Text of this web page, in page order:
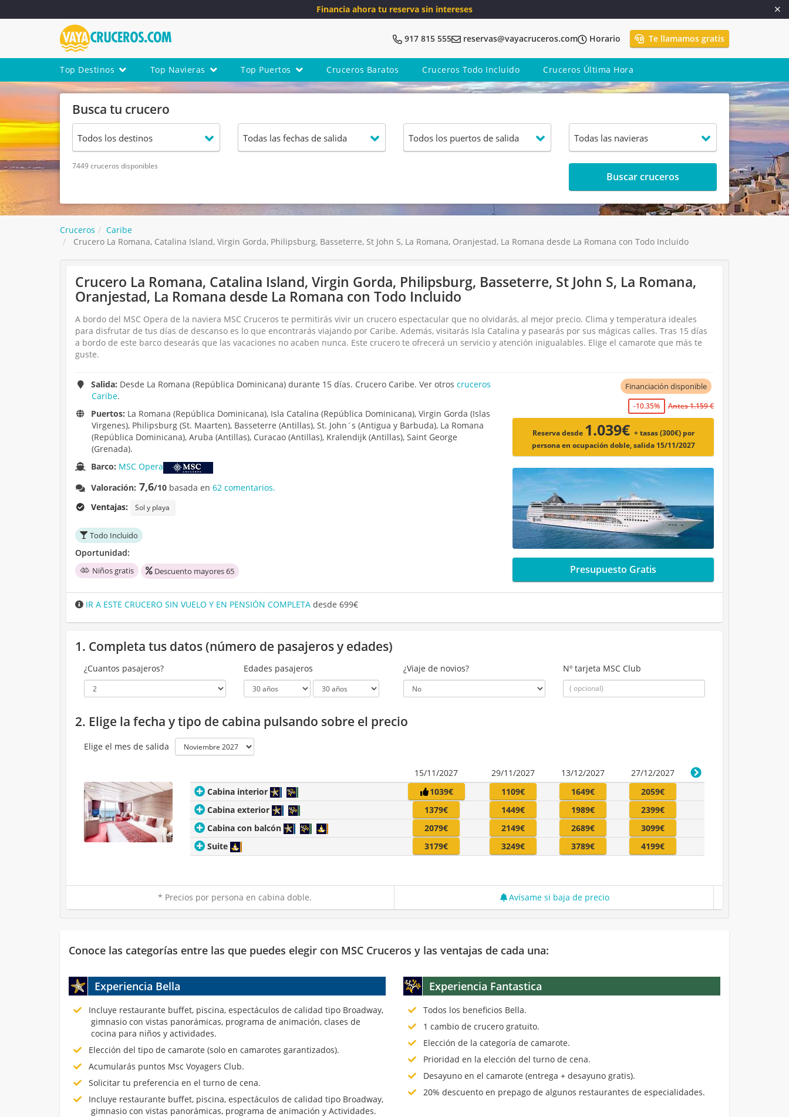
Financia ahora tu reserva sin intereses
917 815 555 reservas@vayacruceros.com Horario Te llamamos gratis
Top Destinos Top Navieras Top Puertos Cruceros Baratos Cruceros Todo Incluido Cruceros Última Hora
Busca tu crucero
7449 cruceros disponibles
Buscar cruceros
Cruceros
Caribe
Crucero La Romana, Catalina Island, Virgin Gorda, Philipsburg, Basseterre, St John S, La Romana, Oranjestad, La Romana desde La Romana con Todo Incluido
Crucero La Romana, Catalina Island, Virgin Gorda, Philipsburg, Basseterre, St John S, La Romana,
Oranjestad, La Romana desde La Romana con Todo Incluido
A bordo del MSC Opera de la naviera MSC Cruceros te permitirás vivir un crucero espectacular que no olvidarás, al mejor precio. Clima y temperatura ideales
para disfrutar de tus días de descanso es lo que encontrarás viajando por Caribe. Además, visitarás Isla Catalina y pasearás por sus mágicas calles. Tras 15 días
a bordo de este barco desearás que las vacaciones no acaben nunca. Este crucero te ofrecerá un servicio y atención inigualables. Elige el camarote que más te
guste.
Salida: Desde La Romana (República Dominicana) durante 15 días. Crucero Caribe. Ver otroscruceros
Caribe.
Puertos: La Romana (República Dominicana), Isla Catalina (República Dominicana), Virgin Gorda (Islas
Virgenes), Philipsburg (St. Maarten), Basseterre (Antillas), St. John´s (Antigua y Barbuda), La Romana
(República Dominicana), Aruba (Antillas), Curacao (Antillas), Kralendijk (Antillas), Saint George
(Grenada).
Barco: MSC Opera
Valoración: 7,6/10 basada en62 comentarios.
Ventajas:
Sol y playa
Todo Incluido
Oportunidad:
Niños gratis Descuento mayores 65
Financiación disponible
-10.35% Antes 1.159 €
Reserva desde 1.039€ + tasas (300€) por
persona en ocupación doble, salida 15/11/2027
Presupuesto Gratis
IR A ESTE CRUCERO SIN VUELO Y EN PENSIÓN COMPLETA desde 699€
1. Completa tus datos (número de pasajeros y edades)
¿Cuantos pasajeros? Edades pasajeros ¿Viaje de novios? Nº tarjeta MSC Club
2. Elige la fecha y tipo de cabina pulsando sobre el precio
Elige el mes de salida
15/11/2027 29/11/2027 13/12/2027
27/12/2027
Cabina interior
1039€ 1109€ 1649€
2059€
Cabina exterior
1379€ 1449€ 1989€
2399€
Cabina con balcón
2079€ 2149€ 2689€
3099€
Suite
3179€ 3249€ 3789€ 4199€
* Precios por persona en cabina doble. Avísame si baja de precio
Conoce las categorías entre las que puedes elegir con MSC Cruceros y las ventajas de cada una:
Experiencia Bella
Incluye restaurante buffet, piscina, espectáculos de calidad tipo Broadway,
gimnasio con vistas panorámicas, programa de animación, clases de
cocina para niños y actividades.
Elección del tipo de camarote (solo en camarotes garantizados).
Acumularás puntos Msc Voyagers Club.
Solicitar tu preferencia en el turno de cena.
Incluye restaurante buffet, piscina, espectáculos de calidad tipo Broadway,
gimnasio con vistas panorámicas, programa de animación y Actividades.
Experiencia Fantastica
Todos los beneficios Bella.
1 cambio de crucero gratuito.
Elección de la categoría de camarote.
Prioridad en la elección del turno de cena.
Desayuno en el camarote (entrega + desayuno gratis).
20% descuento en prepago de algunos restaurantes de especialidades.